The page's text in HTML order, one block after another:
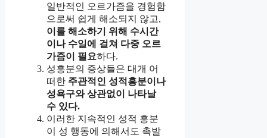
일반적인 오르가즘을 경험함
으로써 쉽게 해소되지 않고,
이를 해소하기 위해 수시간
이나 수일에 걸쳐 다중 오르
가즘이 필요하다.
성흥분의 증상들은 대개 어
떠한 주관적인 성적흥분이나
성욕구와 상관없이 나타날
수 있다.
이러한 지속적인 성적 흥분
이 성 행동에 의해서도 촉발